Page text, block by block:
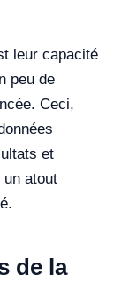
leur capacité
peu de
Ceci,
et
atout
de la